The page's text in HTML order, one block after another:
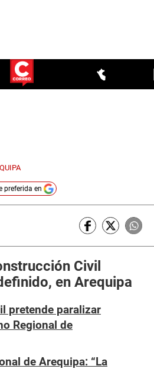
preferida en
Civil
en Arequipa
pretende paralizar
Regional de
de Arequipa: “La